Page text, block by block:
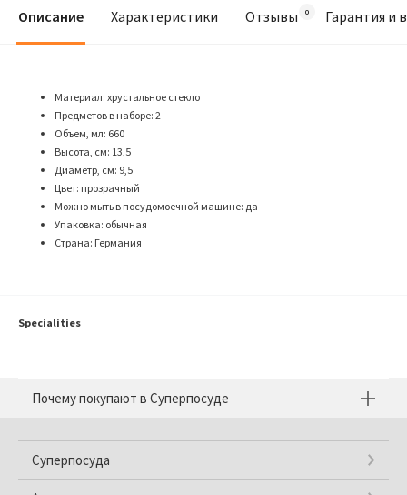
Описание Характеристики Отзывы Гарантия и
Материал: хрустальное стекло
Предметов в наборе: 2
Объем, мл: 660
Высота, см: 13,5
Диаметр, см: 9,5
Цвет: прозрачный
Можно мыть в посудомоечной машине: да
Упаковка: обычная
Страна: Германия
Specialities
Почему покупают в Суперпосуде
Суперпосуда